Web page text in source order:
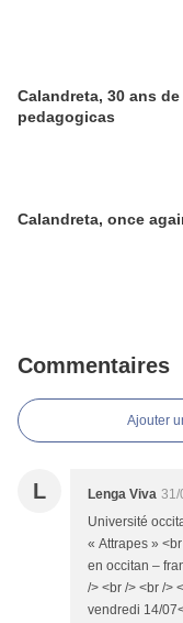
Calandreta, 30 ans
pedagogicas
Calandreta, once
Commentaires
Ajouter
L Lenga Viva 31/
Université
« Attrapes »
en occitan –
/> <br /> <br />
vendredi 14/